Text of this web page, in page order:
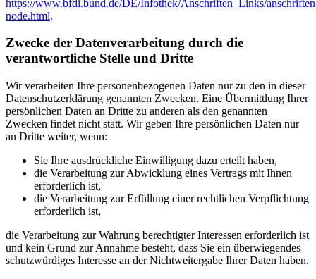
https://www.bfdi.bund.de/DE/Infothek/Anschriften_Links/
node.html.
Zwecke der Datenverarbeitung durch die
verantwortliche Stelle und Dritte
Wir verarbeiten Ihre personenbezogenen Daten nur zu den in dieser
Datenschutzerklärung genannten Zwecken. Eine Übermittlung Ihrer
persönlichen Daten an Dritte zu anderen als den genannten
Zwecken findet nicht statt. Wir geben Ihre persönlichen Daten nur
an Dritte weiter, wenn:
Sie Ihre ausdrückliche Einwilligung dazu erteilt haben,
die Verarbeitung zur Abwicklung eines Vertrags mit Ihnen
erforderlich ist,
die Verarbeitung zur Erfüllung einer rechtlichen Verpflichtung
erforderlich ist,
die Verarbeitung zur Wahrung berechtigter Interessen erforderlich ist
und kein Grund zur Annahme besteht, dass Sie ein überwiegendes
schutzwürdiges Interesse an der Nichtweitergabe Ihrer Daten haben.